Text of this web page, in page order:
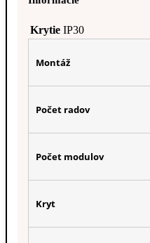
Krytie IP30
Montáž
Počet radov
Počet modulov
Kryt